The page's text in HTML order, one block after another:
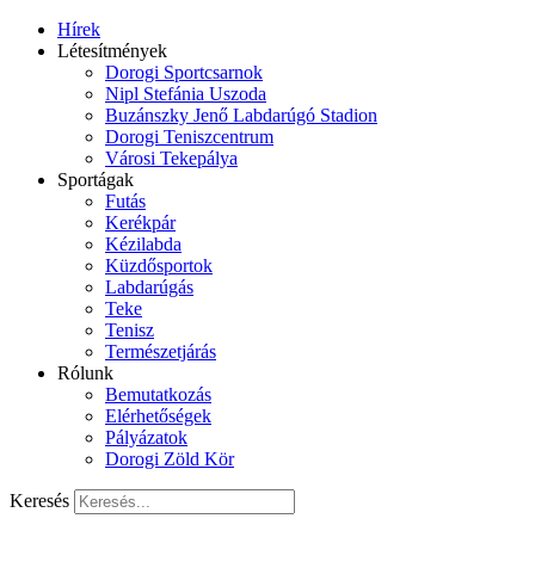
Hírek
Létesítmények
Dorogi Sportcsarnok
Nipl Stefánia Uszoda
Buzánszky Jenő Labdarúgó Stadion
Dorogi Teniszcentrum
Városi Tekepálya
Sportágak
Futás
Kerékpár
Kézilabda
Küzdősportok
Labdarúgás
Teke
Tenisz
Természetjárás
Rólunk
Bemutatkozás
Elérhetőségek
Pályázatok
Dorogi Zöld Kör
Keresés